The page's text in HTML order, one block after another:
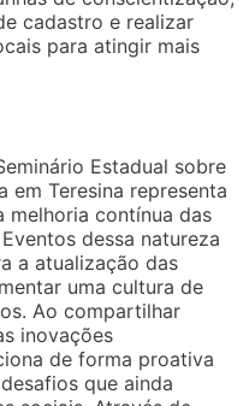
cadastro e realizar
para atingir mais
Estadual sobre
em Teresina representa
melhoria contínua das
dessa natureza
a atualização das
uma cultura de
Ao compartilhar
inovações
de forma proativa
que ainda